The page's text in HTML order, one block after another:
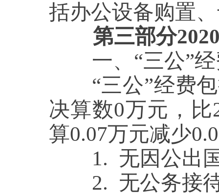
括办公设备购置
第三部分
一、 “三公”
“三公”经费包
决算数0万元，比
算0.07万元减少
1. 无因公出
2. 无公务接